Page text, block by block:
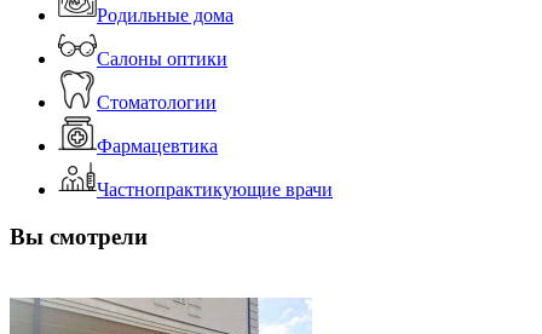
Родильные дома
Салоны оптики
Стоматологии
Фармацевтика
Частнопрактикующие врачи
Вы смотрели